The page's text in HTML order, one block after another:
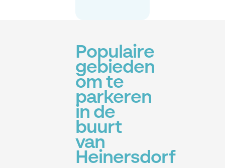
Populaire
gebieden
om te
parkeren
in de
buurt
van
Heinersdorf